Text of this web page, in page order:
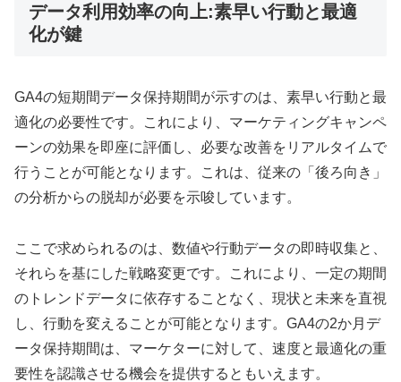
データ利用効率の向上:素早い行動と最適
化が鍵
GA4の短期間データ保持期間が示すのは、素早い行動と最
適化の必要性です。これにより、マーケティングキャンペ
ーンの効果を即座に評価し、必要な改善をリアルタイムで
行うことが可能となります。これは、従来の「後ろ向き」
の分析からの脱却が必要を示唆しています。
ここで求められるのは、数値や行動データの即時収集と、
それらを基にした戦略変更です。これにより、一定の期間
のトレンドデータに依存することなく、現状と未来を直視
し、行動を変えることが可能となります。GA4の2か月デ
ータ保持期間は、マーケターに対して、速度と最適化の重
要性を認識させる機会を提供するともいえます。